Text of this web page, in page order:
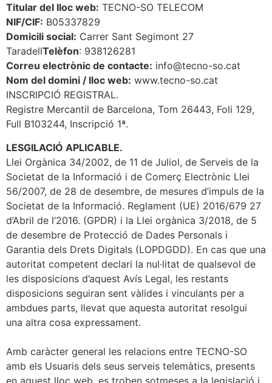
Titular del lloc web: TECNO-SO TELECOM
NIF/CIF: B05337829
Domicili social: Carrer Sant Segimont 27
TaradellTelèfon: 938126281
Correu electrònic de contacte: info@tecno-so.cat
Nom del domini / lloc web: www.tecno-so.cat
INSCRIPCIÓ REGISTRAL.
Registre Mercantil de Barcelona, ​​Tom 26443, Foli 129,
Full B103244, Inscripció 1ª.
LESGILACIÓ APLICABLE.
Llei Orgànica 34/2002, de 11 de Juliol, de Serveis de la
Societat de la Informació i de Comerç Electrònic Llei
56/2007, de 28 de desembre, de mesures d’impuls de la
Societat de la Informació. Reglament (UE) 2016/679 27
d’Abril de l’2016. (GPDR) i la Llei orgànica 3/2018, de 5
de desembre de Protecció de Dades Personals i
Garantia dels Drets Digitals (LOPDGDD). En cas que una
autoritat competent declari la nul·litat de qualsevol de
les disposicions d’aquest Avís Legal, les restants
disposicions seguiran sent vàlides i vinculants per a
ambdues parts, llevat que aquesta autoritat resolgui
una altra cosa expressament.
Amb caràcter general les relacions entre TECNO-SO
amb els Usuaris dels seus serveis telemàtics, presents
en aquest lloc web, es troben sotmeses a la legislació i